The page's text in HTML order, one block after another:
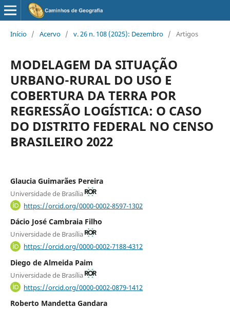
Início / Acervo / v. 26 n. 108 (2025): Dezembro / Artigos
MODELAGEM DA SITUAÇÃO
URBANO-RURAL DO USO E
COBERTURA DA TERRA POR
REGRESSÃO LOGÍSTICA: O CASO
DO DISTRITO FEDERAL NO CENSO
BRASILEIRO 2022
Glaucia Guimarães Pereira
Universidade de Brasília
https://orcid.org/0000-0002-8597-1302
Dácio José Cambraia Filho
Universidade de Brasília
https://orcid.org/0000-0002-7188-4312
Diego de Almeida Paim
Universidade de Brasília
https://orcid.org/0000-0002-0879-1412
Roberto Mandetta Gandara